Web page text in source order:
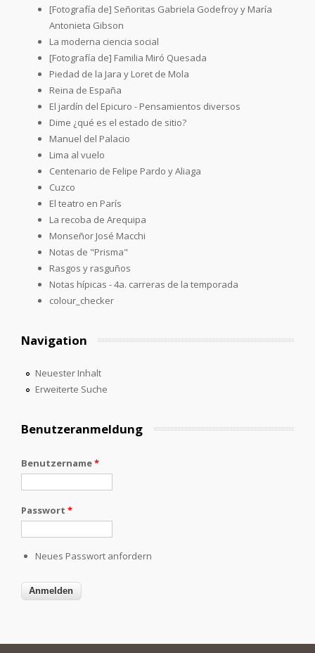
[Fotografía de] Señoritas Gabriela Godefroy y María
Antonieta Gibson
La moderna ciencia social
[Fotografía de] Familia Miró Quesada
Piedad de la Jara y Loret de Mola
Reina de España
El jardín del Epicuro - Pensamientos diversos
Dime ¿qué es el estado de sitio?
Manuel del Palacio
Lima al vuelo
Centenario de Felipe Pardo y Aliaga
Cuzco
El teatro en París
La recoba de Arequipa
Monseñor José Macchi
Notas de "Prisma"
Rasgos y rasguños
Notas hípicas - 4a. carreras de la temporada
colour_checker
Navigation
Neuester Inhalt
Erweiterte Suche
Benutzeranmeldung
Benutzername*
Passwort *
Neues Passwort anfordern